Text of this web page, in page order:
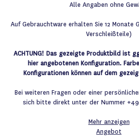
Alle Angaben ohne
Auf Gebrauchtware erhalten Sie 12 Monate
Verschleißteile)
ACHTUNG! Das gezeigte Produktbild ist
hier angebotenen Konfiguration.
Konfigurationen können auf dem
Bei weiteren Fragen oder einer
sich bitte direkt unter der Nummer
Mehr anzeigen
Angebot